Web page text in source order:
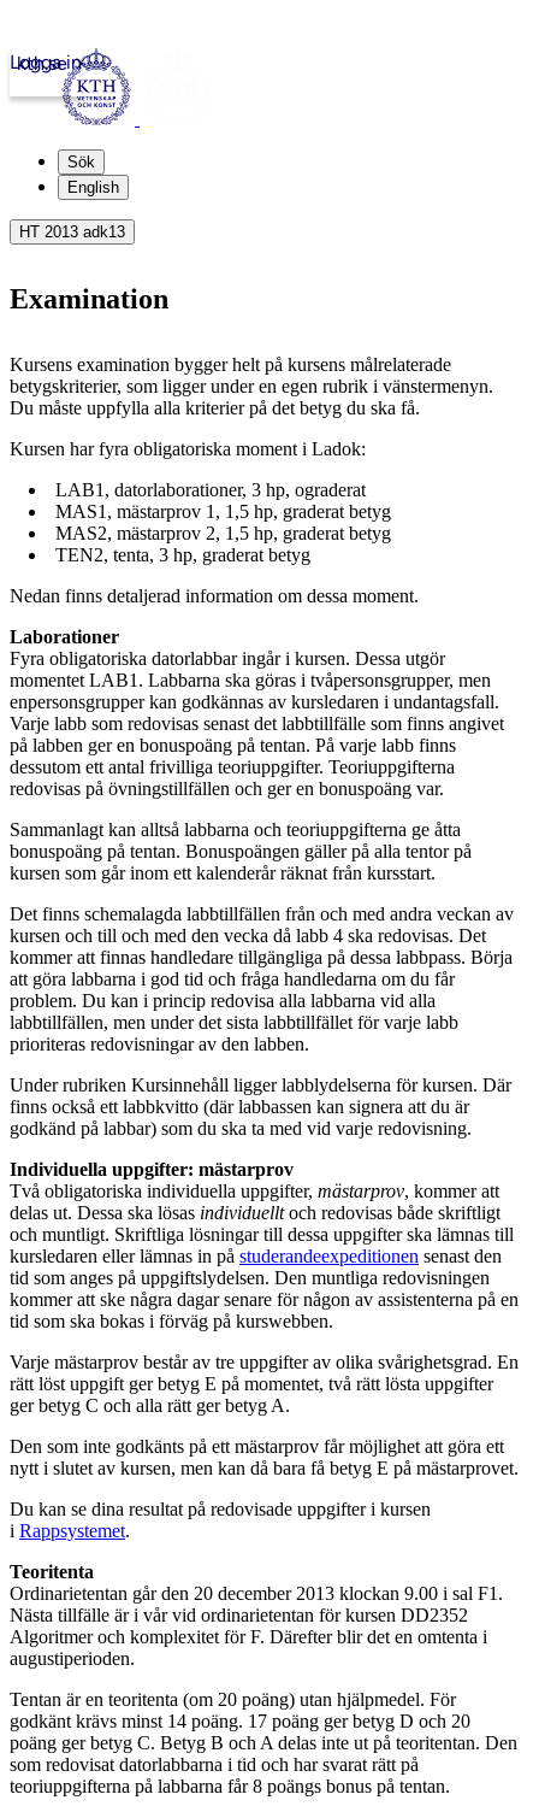
kth.se
Logga in
Sök
English
HT 2013 adk13
Examination
Kursens examination bygger helt på kursens målrelaterade
betygskriterier, som ligger under en egen rubrik i vänstermenyn.
Du måste uppfylla alla kriterier på det betyg du ska få.
Kursen har fyra obligatoriska moment i Ladok:
LAB1, datorlaborationer, 3 hp, ograderat
MAS1, mästarprov 1, 1,5 hp, graderat betyg
MAS2, mästarprov 2, 1,5 hp, graderat betyg
TEN2, tenta, 3 hp, graderat betyg
Nedan finns detaljerad information om dessa moment.
Laborationer
Fyra obligatoriska datorlabbar ingår i kursen. Dessa utgör
momentet LAB1. Labbarna ska göras i tvåpersonsgrupper, men
enpersonsgrupper kan godkännas av kursledaren i undantagsfall.
Varje labb som redovisas senast det labbtillfälle som finns angivet
på labben ger en bonuspoäng på tentan. På varje labb finns
dessutom ett antal frivilliga teoriuppgifter. Teoriuppgifterna
redovisas på övningstillfällen och ger en bonuspoäng var.
Sammanlagt kan alltså labbarna och teoriuppgifterna ge åtta
bonuspoäng på tentan. Bonuspoängen gäller på alla tentor på
kursen som går inom ett kalenderår räknat från kursstart.
Det finns schemalagda labbtillfällen från och med andra veckan av
kursen och till och med den vecka då labb 4 ska redovisas. Det
kommer att finnas handledare tillgängliga på dessa labbpass. Börja
att göra labbarna i god tid och fråga handledarna om du får
problem. Du kan i princip redovisa alla labbarna vid alla
labbtillfällen, men under det sista labbtillfället för varje labb
prioriteras redovisningar av den labben.
Under rubriken Kursinnehåll ligger labblydelserna för kursen. Där
finns också ett labbkvitto (där labbassen kan signera att du är
godkänd på labbar) som du ska ta med vid varje redovisning.
Individuella uppgifter: mästarprov
Två obligatoriska individuella uppgifter, mästarprov, kommer att
delas ut. Dessa ska lösas individuelltoch redovisas både skriftligt
och muntligt. Skriftliga lösningar till dessa uppgifter ska lämnas till
kursledaren eller lämnas in på studerandeexpeditionen senast den
tid som anges på uppgiftslydelsen. Den muntliga redovisningen
kommer att ske några dagar senare för någon av assistenterna på en
tid som ska bokas i förväg på kurswebben.
Varje mästarprov består av tre uppgifter av olika svårighetsgrad. En
rätt löst uppgift ger betyg E på momentet, två rätt lösta uppgifter
ger betyg C och alla rätt ger betyg A.
Den som inte godkänts på ett mästarprov får möjlighet att göra ett
nytt i slutet av kursen, men kan då bara få betyg E på mästarprovet.
Du kan se dina resultat på redovisade uppgifter i kursen
i Rappsystemet.
Teoritenta
Ordinarietentan går den 20 december 2013 klockan 9.00 i sal F1.
Nästa tillfälle är i vår vid ordinarietentan för kursen DD2352
Algoritmer och komplexitet för F. Därefter blir det en omtenta i
augustiperioden.
Tentan är en teoritenta (om 20 poäng) utan hjälpmedel. För
godkänt krävs minst 14 poäng. 17 poäng ger betyg D och 20
poäng ger betyg C. Betyg B och A delas inte ut på teoritentan. Den
som redovisat datorlabbarna i tid och har svarat rätt på
teoriuppgifterna på labbarna får 8 poängs bonus på tentan.